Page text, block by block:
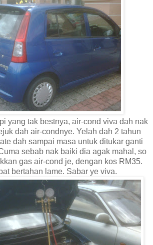
yang tak bestnya, air-cond viva dah nak
dah air-condnye. Yelah dah 2 tahun
dah sampai masa untuk ditukar ganti
sebab nak baiki dia agak mahal, so
gas air-cond je, dengan kos RM35.
bertahan lame. Sabar ye viva.